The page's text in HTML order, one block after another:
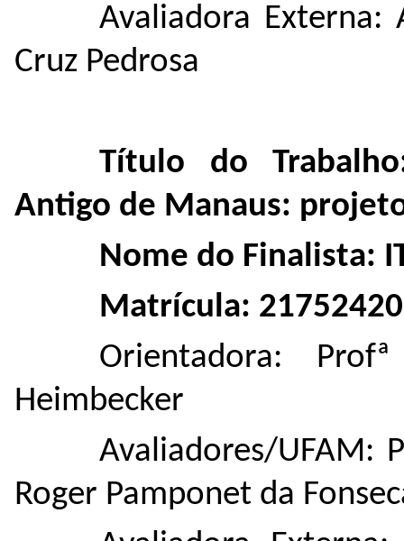
Avaliadora Externa:
Cruz Pedrosa
Título do
Antigo de Manaus:
Nome do Finalista:
Matrícula: 21752420
Orientadora:
Heimbecker
Avaliadores/UFAM:
Roger Pamponet da